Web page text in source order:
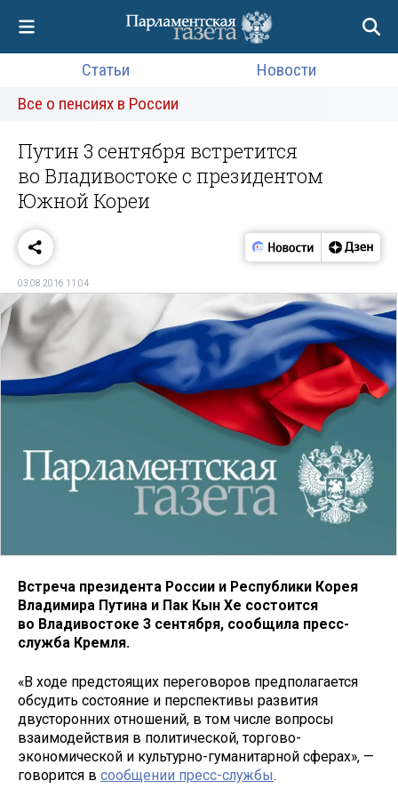
Статьи
Новости
Все о пенсиях в России
Путин 3 сентября встретится
во Владивостоке с президентом
Южной Кореи
03.08.2016 11:04
Встреча президента России и Республики Корея
Владимира Путина и Пак Кын Хе состоится
во Владивостоке 3 сентября, сообщила пресс-
служба Кремля.
«В ходе предстоящих переговоров предполагается
обсудить состояние и перспективы развития
двусторонних отношений, в том числе вопросы
взаимодействия в политической, торгово-
экономической и культурно-гуманитарной сферах», —
говорится в сообщении пресс-службы.